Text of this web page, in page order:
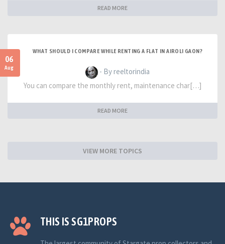
READ MORE
06
Aug
WHAT SHOULD I COMPARE WHILE RENTING A FLAT IN AIROLI GAON?
- By reeltorindia
You can compare the monthly rent, maintenance char[…]
READ MORE
VIEW MORE TOPICS
THIS IS SG1PROPS